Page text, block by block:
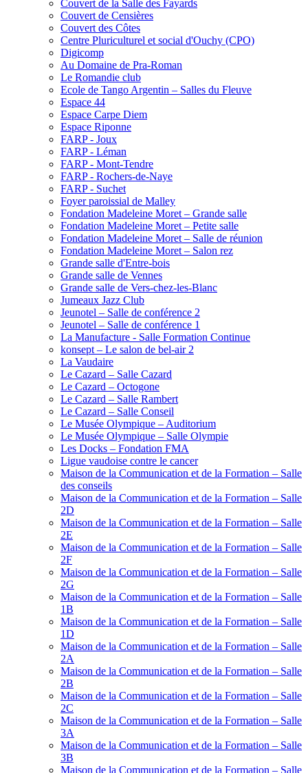
Couvert de la Salle des Fayards
Couvert de Censières
Couvert des Côtes
Centre Pluriculturel et social d'Ouchy (CPO)
Digicomp
Au Domaine de Pra-Roman
Le Romandie club
Ecole de Tango Argentin – Salles du Fleuve
Espace 44
Espace Carpe Diem
Espace Riponne
FARP - Joux
FARP - Léman
FARP - Mont-Tendre
FARP - Rochers-de-Naye
FARP - Suchet
Foyer paroissial de Malley
Fondation Madeleine Moret – Grande salle
Fondation Madeleine Moret – Petite salle
Fondation Madeleine Moret – Salle de réunion
Fondation Madeleine Moret – Salon rez
Grande salle d'Entre-bois
Grande salle de Vennes
Grande salle de Vers-chez-les-Blanc
Jumeaux Jazz Club
Jeunotel – Salle de conférence 2
Jeunotel – Salle de conférence 1
La Manufacture - Salle Formation Continue
konsept – Le salon de bel-air 2
La Vaudaire
Le Cazard – Salle Cazard
Le Cazard – Octogone
Le Cazard – Salle Rambert
Le Cazard – Salle Conseil
Le Musée Olympique – Auditorium
Le Musée Olympique – Salle Olympie
Les Docks – Fondation FMA
Ligue vaudoise contre le cancer
Maison de la Communication et de la Formation – Salle
des conseils
Maison de la Communication et de la Formation – Salle
2D
Maison de la Communication et de la Formation – Salle
2E
Maison de la Communication et de la Formation – Salle
2F
Maison de la Communication et de la Formation – Salle
2G
Maison de la Communication et de la Formation – Salle
1B
Maison de la Communication et de la Formation – Salle
1D
Maison de la Communication et de la Formation – Salle
2A
Maison de la Communication et de la Formation – Salle
2B
Maison de la Communication et de la Formation – Salle
2C
Maison de la Communication et de la Formation – Salle
3A
Maison de la Communication et de la Formation – Salle
3B
Maison de la Communication et de la Formation – Salle